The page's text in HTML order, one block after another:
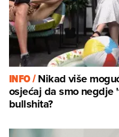
INFO /Nikad više
osjećaj da smo negdje
bullshita?